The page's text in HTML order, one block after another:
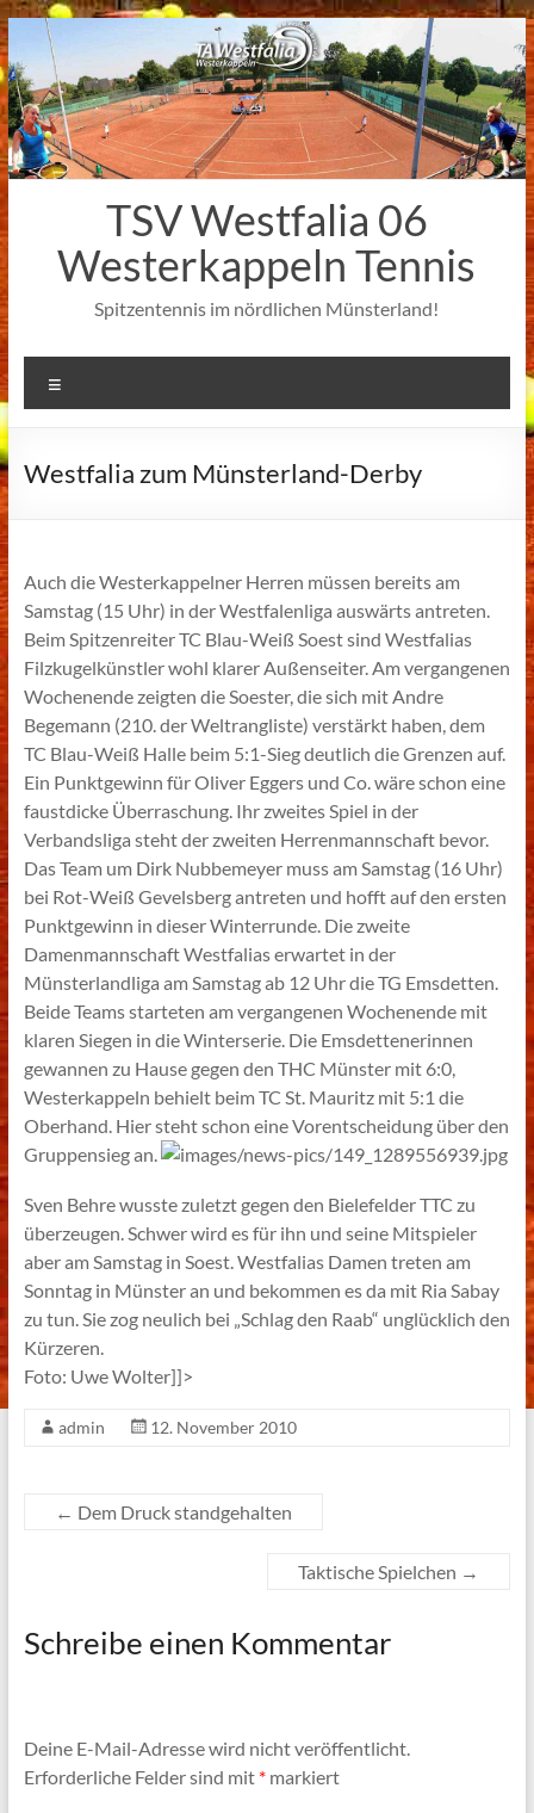
Zum
Inhalt
springen
TSV Westfalia 06
Westerkappeln Tennis
Spitzentennis im nördlichen Münsterland!
Westfalia zum Münsterland-Derby
Auch die Westerkappelner Herren müssen bereits am
Samstag (15 Uhr) in der Westfalenliga auswärts antreten.
Beim Spitzenreiter TC Blau-Weiß Soest sind Westfalias
Filzkugelkünstler wohl klarer Außenseiter. Am vergangenen
Wochenende zeigten die Soester, die sich mit Andre
Begemann (210. der Weltrangliste) verstärkt haben, dem
TC Blau-Weiß Halle beim 5:1-Sieg deutlich die Grenzen auf.
Ein Punktgewinn für Oliver Eggers und Co. wäre schon eine
faustdicke Überraschung. Ihr zweites Spiel in der
Verbandsliga steht der zweiten Herrenmannschaft bevor.
Das Team um Dirk Nubbemeyer muss am Samstag (16 Uhr)
bei Rot-Weiß Gevelsberg antreten und hofft auf den ersten
Punktgewinn in dieser Winterrunde. Die zweite
Damenmannschaft Westfalias erwartet in der
Münsterlandliga am Samstag ab 12 Uhr die TG Emsdetten.
Beide Teams starteten am vergangenen Wochenende mit
klaren Siegen in die Winterserie. Die Emsdettenerinnen
gewannen zu Hause gegen den THC Münster mit 6:0,
Westerkappeln behielt beim TC St. Mauritz mit 5:1 die
Oberhand. Hier steht schon eine Vorentscheidung über den
Gruppensieg an.
Sven Behre wusste zuletzt gegen den Bielefelder TTC zu
überzeugen. Schwer wird es für ihn und seine Mitspieler
aber am Samstag in Soest. Westfalias Damen treten am
Sonntag in Münster an und bekommen es da mit Ria Sabay
zu tun. Sie zog neulich bei „Schlag den Raab“ unglücklich den
Kürzeren.
Foto: Uwe Wolter]]>
admin 12. November 2010
← Dem Druck standgehalten
Taktische Spielchen →
Schreibe einen Kommentar
Deine E-Mail-Adresse wird nicht veröffentlicht.
Erforderliche Felder sind mit *markiert